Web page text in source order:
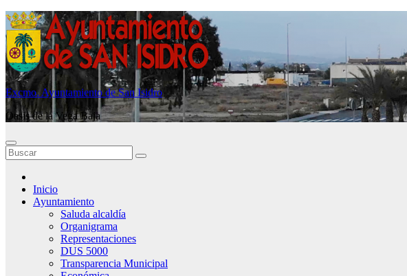
Saltar
al
contenido
Excmo. Ayuntamiento de San Isidro
Oasis de la Vega Baja
Inicio
Ayuntamiento
Saluda alcaldía
Organigrama
Representaciones
DUS 5000
Transparencia Municipal